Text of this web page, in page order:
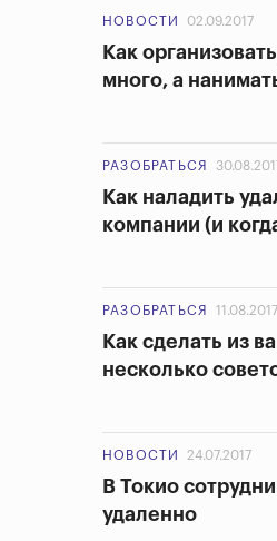
НОВОСТИ 02.09.2017
Как
много, а
РАЗОБРАТЬСЯ
Как наладить
компании (и
РАЗОБРАТЬСЯ 11.08.2017
Как сделать из
несколько
НОВОСТИ 24.07.2017
В Токио
удаленно